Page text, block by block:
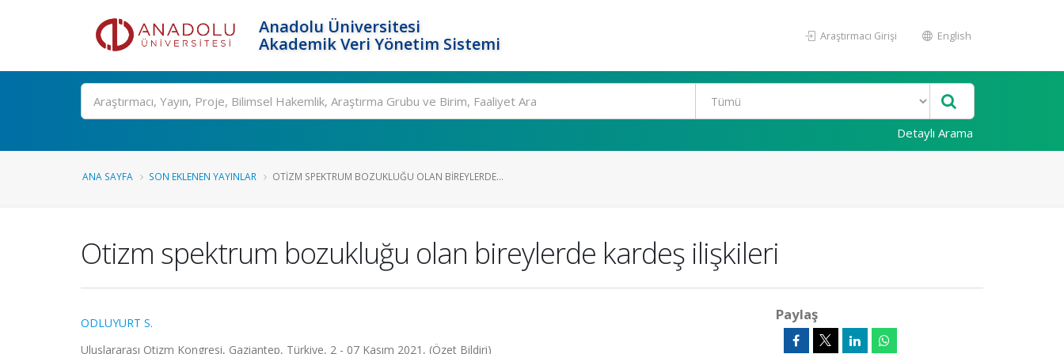
Anadolu Üniversitesi
Akademik Veri Yönetim Sistemi
Araştırmacı Girişi English
Ara
Detaylı Arama
ANA SAYFA SON EKLENEN YAYINLAR OTIZM SPEKTRUM BOZUKLUĞU OLAN BIREYLERDE...
Otizm spektrum bozukluğu olan bireylerde kardeş ilişkileri
ODLUYURT S.
Uluslararası Otizm Kongresi, Gaziantep, Türkiye, 2 - 07 Kasım 2021, (Özet Bildiri)
Paylaş